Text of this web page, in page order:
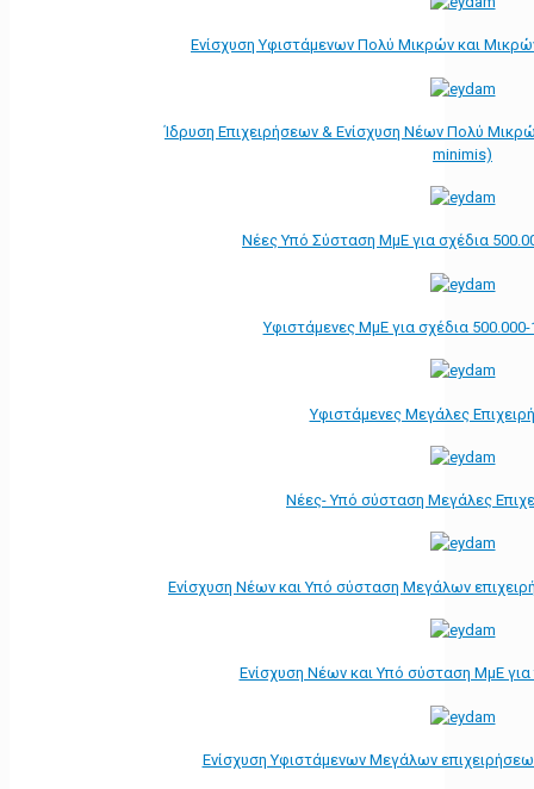
Ενίσχυση Υφιστάμενων Πολύ Μικρών και
Ίδρυση Επιχειρήσεων & Ενίσχυση Νέων Πολύ
minimis)
Νέες Υπό Σύσταση ΜμΕ για σχέδια
Υφιστάμενες ΜμΕ για σχέδια
Υφιστάμενες Μεγάλες
Νέες- Υπό σύσταση Μεγάλες
Ενίσχυση Νέων και Υπό σύσταση Μεγάλων
Ενίσχυση Νέων και Υπό σύσταση ΜμΕ
Ενίσχυση Υφιστάμενων Μεγάλων